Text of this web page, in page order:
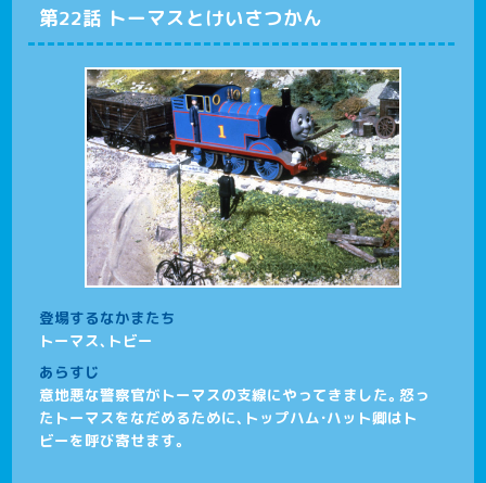
第22話 トーマスとけいさつかん
登場するなかまたち
トーマス、トビー
あらすじ
意地悪な警察官がトーマスの支線にやってきました。怒っ
たトーマスをなだめるために、トップハム・ハット卿はト
ビーを呼び寄せます。